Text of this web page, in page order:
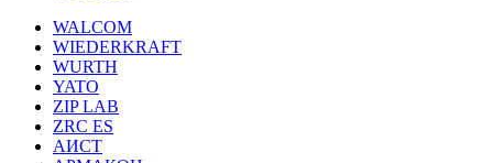
WALCOM
WIEDERKRAFT
WURTH
YATO
ZIP LAB
ZRC ES
АИСТ